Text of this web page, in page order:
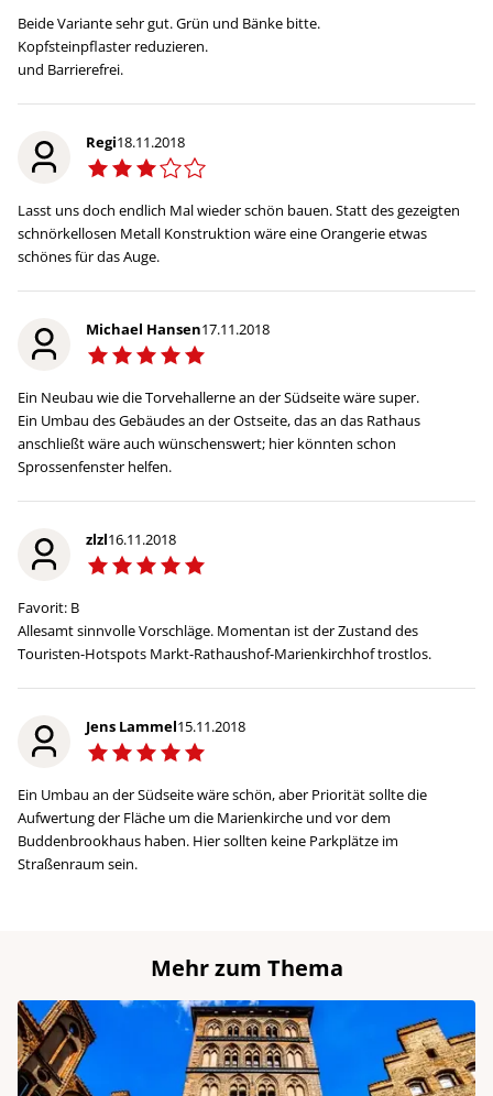
Beide Variante sehr gut. Grün und Bänke bitte.
Kopfsteinpflaster reduzieren.
und Barrierefrei.
Regi18.11.2018
Lasst uns doch endlich Mal wieder schön bauen. Statt des gezeigten
schnörkellosen Metall Konstruktion wäre eine Orangerie etwas
schönes für das Auge.
Michael Hansen17.11.2018
Ein Neubau wie die Torvehallerne an der Südseite wäre super.
Ein Umbau des Gebäudes an der Ostseite, das an das Rathaus
anschließt wäre auch wünschenswert; hier könnten schon
Sprossenfenster helfen.
zlzl16.11.2018
Favorit: B
Allesamt sinnvolle Vorschläge. Momentan ist der Zustand des
Touristen-Hotspots Markt-Rathaushof-Marienkirchhof trostlos.
Jens Lammel15.11.2018
Ein Umbau an der Südseite wäre schön, aber Priorität sollte die
Aufwertung der Fläche um die Marienkirche und vor dem
Buddenbrookhaus haben. Hier sollten keine Parkplätze im
Straßenraum sein.
Mehr zum Thema